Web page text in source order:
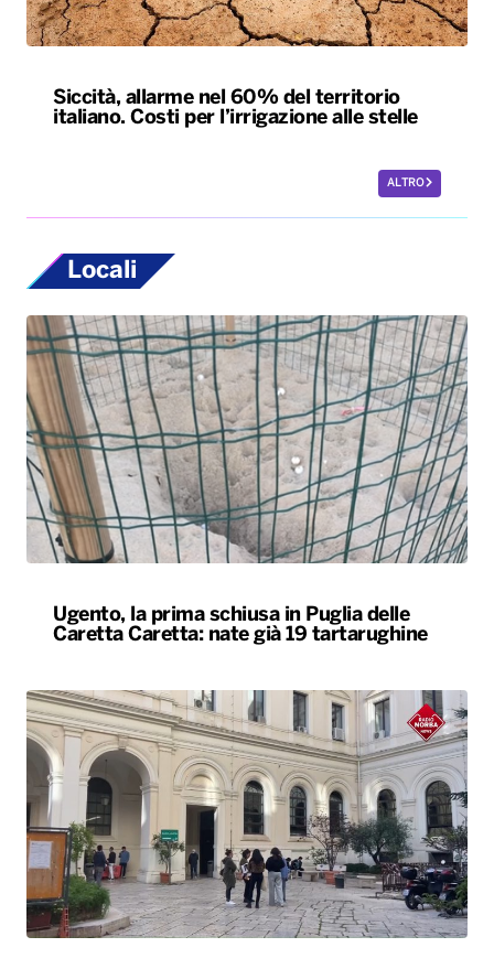
Siccità, allarme nel 60% del territorio
italiano. Costi per l’irrigazione alle stelle
ALTRO
Locali
Ugento, la prima schiusa in Puglia delle
Caretta Caretta: nate già 19 tartarughine